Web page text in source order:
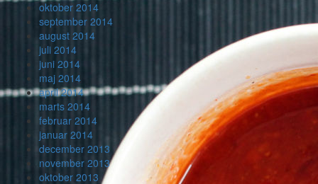
oktober 2014
september 2014
august 2014
juli 2014
juni 2014
maj 2014
april 2014
marts 2014
februar 2014
januar 2014
december 2013
november 2013
oktober 2013